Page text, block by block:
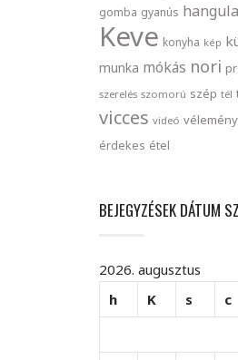
gomba gyanús
Keve konyha kép
munka mókás nori
szerelés szomorú szép tél
vicces videó vélemény
érdekes étel
BEJEGYZÉSEK DÁTUM
2026. augusztus
h
K s c